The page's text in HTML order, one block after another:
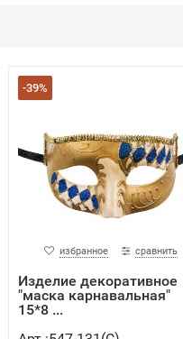
-39%
избранное сравнить
Изделие декоративное
"маска карнавальная"
15*8 ...